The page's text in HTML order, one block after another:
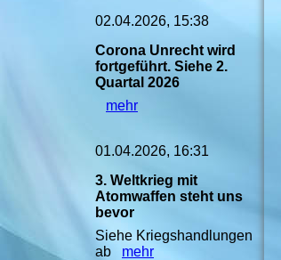
02.04.2026, 15:38
Corona Unrecht wird
fortgeführt. Siehe 2.
Quartal 2026
mehr
01.04.2026, 16:31
3. Weltkrieg mit
Atomwaffen steht uns
bevor
Siehe Kriegshandlungen
ab mehr